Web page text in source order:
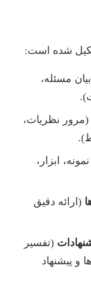
شده است:
مسئله،
(مرور نظریات،
ابزار،
(ارائه دقیق
(تفسیر
و پیشنهاد